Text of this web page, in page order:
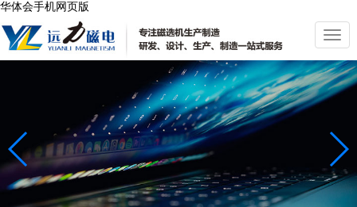
华体会手机网页版
切
换
导
航